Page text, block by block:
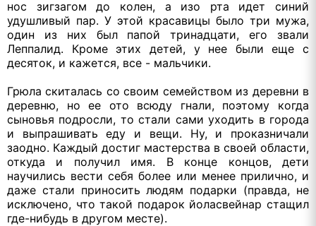
нос зигзагом до колен, а изо рта идет синий
удушливый пар. У этой красавицы было три мужа,
один из них был папой тринадцати, его звали
Леппалид. Кроме этих детей, у нее были еще с
десяток, и кажется, все - мальчики.
Грюла скиталась со своим семейством из деревни в
деревню, но ее ото всюду гнали, поэтому когда
сыновья подросли, то стали сами уходить в города
и выпрашивать еду и вещи. Ну, и проказничали
заодно. Каждый достиг мастерства в своей области,
откуда и получил имя. В конце концов, дети
научились вести себя более или менее прилично, и
даже стали приносить людям подарки (правда, не
исключено, что такой подарок йоласвейнар стащил
где-нибудь в другом месте).